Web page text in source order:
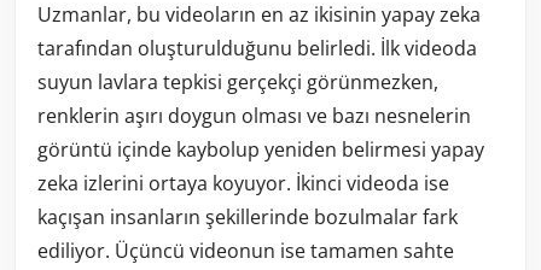
Uzmanlar, bu videoların en az ikisinin yapay zeka
tarafından oluşturulduğunu belirledi. İlk videoda
suyun lavlara tepkisi gerçekçi görünmezken,
renklerin aşırı doygun olması ve bazı nesnelerin
görüntü içinde kaybolup yeniden belirmesi yapay
zeka izlerini ortaya koyuyor. İkinci videoda ise
kaçışan insanların şekillerinde bozulmalar fark
ediliyor. Üçüncü videonun ise tamamen sahte